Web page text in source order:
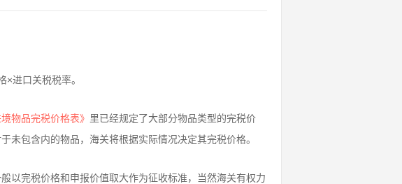
进口关税税率。
物品完税价格表》 里已经规定了大部分物品类型的完税价
未包含内的物品，海关将根据实际情况决定其完税价格。
以完税价格和申报价值取大作为征收标准，当然海关有权力